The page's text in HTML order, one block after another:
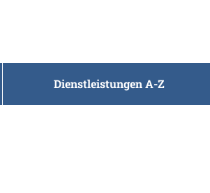
Dienstleistungen A-Z